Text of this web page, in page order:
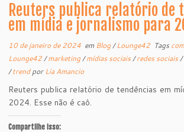
Reuters publica relatório de
em mídia e jornalismo para
10 de janeiro de 2024 em Blog/Lounge42 Tags
Lounge42/marketing/mídias sociais/redes sociais/
/trendporLia Amancio
Reuters publica relatório de tendências em
2024. Esse não é caô.
Compartilhe isso: